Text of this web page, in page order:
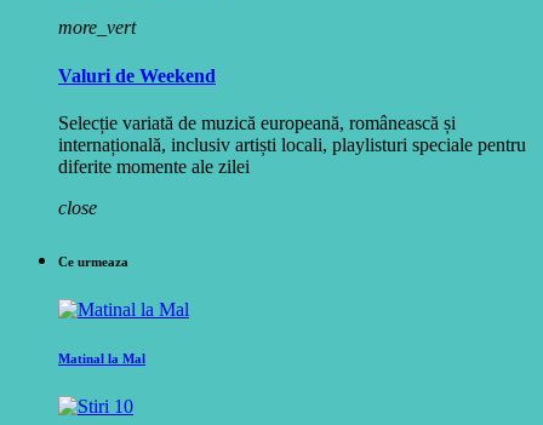
more_vert
Valuri de Weekend
Selecție variată de muzică europeană, românească și
internațională, inclusiv artiști locali, playlisturi speciale pentru
diferite momente ale zilei
close
Ce urmeaza
Matinal la Mal